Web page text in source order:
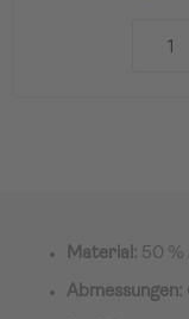
Material: 50 %
Abmessungen: